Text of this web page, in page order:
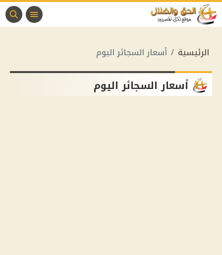
الرئيسية أسعار السجائر اليوم
أسعار السجائر اليوم